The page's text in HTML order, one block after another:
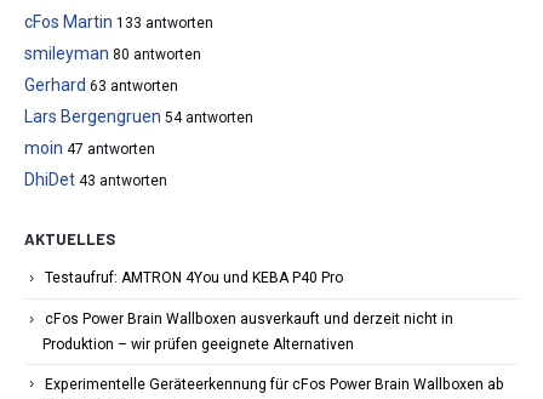
cFos Martin 133 antworten
smileyman 80 antworten
Gerhard 63 antworten
Lars Bergengruen 54 antworten
moin 47 antworten
DhiDet 43 antworten
AKTUELLES
Testaufruf: AMTRON 4You und KEBA P40 Pro
cFos Power Brain Wallboxen ausverkauft und derzeit nicht in
Produktion – wir prüfen geeignete Alternativen
Experimentelle Geräteerkennung für cFos Power Brain Wallboxen ab